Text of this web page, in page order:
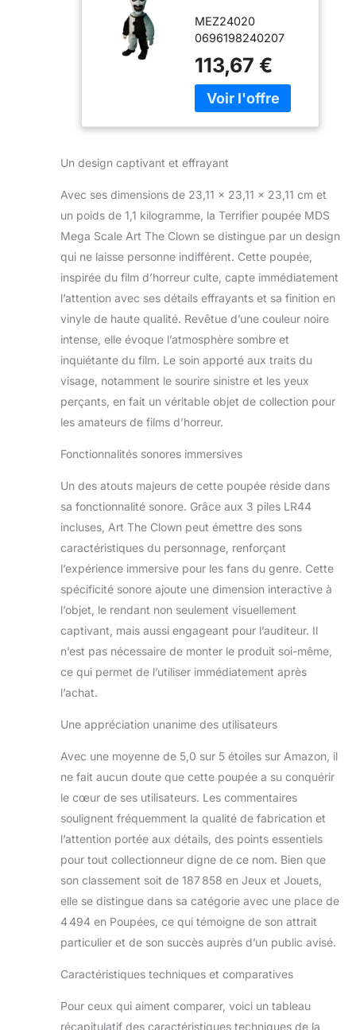
The Clown with
Sound 38 cm
MEZ24020
0696198240207
113,67 €
Un design captivant et effrayant
Avec ses dimensions de 23,11 x 23,11 x 23,11 cm et
un poids de 1,1 kilogramme, la Terrifier poupée MDS
Mega Scale Art The Clown se distingue par un design
qui ne laisse personne indifférent. Cette poupée,
inspirée du film d’horreur culte, capte immédiatement
l’attention avec ses détails effrayants et sa finition en
vinyle de haute qualité. Revêtue d’une couleur noire
intense, elle évoque l’atmosphère sombre et
inquiétante du film. Le soin apporté aux traits du
visage, notamment le sourire sinistre et les yeux
perçants, en fait un véritable objet de collection pour
les amateurs de films d’horreur.
Fonctionnalités sonores immersives
Un des atouts majeurs de cette poupée réside dans
sa fonctionnalité sonore. Grâce aux 3 piles LR44
incluses, Art The Clown peut émettre des sons
caractéristiques du personnage, renforçant
l’expérience immersive pour les fans du genre. Cette
spécificité sonore ajoute une dimension interactive à
l’objet, le rendant non seulement visuellement
captivant, mais aussi engageant pour l’auditeur. Il
n’est pas nécessaire de monter le produit soi-même,
ce qui permet de l’utiliser immédiatement après
l’achat.
Une appréciation unanime des utilisateurs
Avec une moyenne de 5,0 sur 5 étoiles sur Amazon, il
ne fait aucun doute que cette poupée a su conquérir
le cœur de ses utilisateurs. Les commentaires
soulignent fréquemment la qualité de fabrication et
l’attention portée aux détails, des points essentiels
pour tout collectionneur digne de ce nom. Bien que
son classement soit de 187 858 en Jeux et Jouets,
elle se distingue dans sa catégorie avec une place de
4 494 en Poupées, ce qui témoigne de son attrait
particulier et de son succès auprès d’un public avisé.
Caractéristiques techniques et comparatives
Pour ceux qui aiment comparer, voici un tableau
récapitulatif des caractéristiques techniques de la